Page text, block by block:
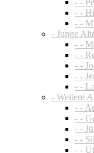
- -
- -
- Junge
- -
- -
- -
- -
- -
- Weitere
- -
- -
- -
- -
- -